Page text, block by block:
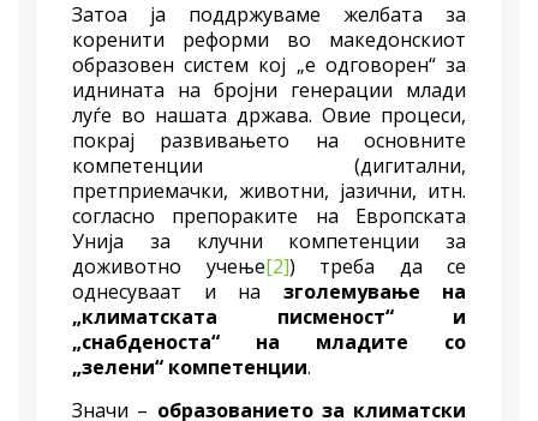
Затоа ја поддржуваме желбата за
коренити реформи во македонскиот
образовен систем кој „е одговорен“ за
иднината на бројни генерации млади
луѓе во нашата држава. Овие процеси,
покрај развивањето на основните
компетенции (дигитални,
претприемачки, животни, јазични, итн.
согласно препораките на Европската
Унија за клучни компетенции за
доживотно учење[2]) треба да се
однесуваат и на зголемување на
„климатската писменост“ и
„снабденоста“ на младите со
„зелени“ компетенции.
Значи – образованието за климатски